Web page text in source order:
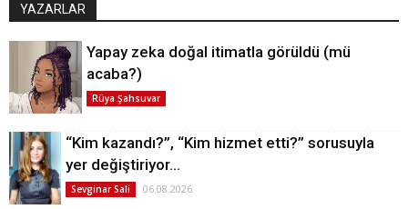
YAZARLAR
Yapay zeka doğal itimatla görüldü (mü
acaba?)
Rüya Şahsuvar
“Kim kazandı?”, “Kim hizmet etti?” sorusuyla
yer değiştiriyor…
Sevginar Sali 06.08.2026